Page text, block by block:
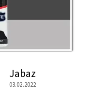
Jabaz
03.02.2022